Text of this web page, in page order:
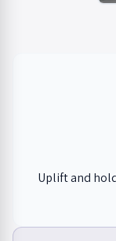
Uplift and